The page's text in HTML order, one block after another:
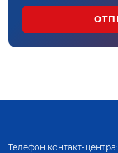
Телефон контакт-центра: